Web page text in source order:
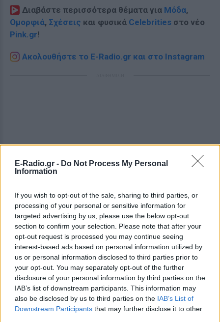
E-Radio.gr - Do Not Process My Personal
Information
If you wish to opt-out of the sale, sharing to third parties, or
processing of your personal or sensitive information for
targeted advertising by us, please use the below opt-out
section to confirm your selection. Please note that after your
opt-out request is processed you may continue seeing
interest-based ads based on personal information utilized by
us or personal information disclosed to third parties prior to
your opt-out. You may separately opt-out of the further
disclosure of your personal information by third parties on the
IAB’s list of downstream participants. This information may
also be disclosed by us to third parties on the IAB’s List of
Downstream Participants that may further disclose it to other
Διαβάστε περισσότερα θέματα για Μόδα,
Ομορφιά, Σχέσεις και φυσικά Celebrities στο νέο
Pink.gr!
Ακολουθήστε το E-Radio.gr και στο Instagram
ΔΕΙΤΕ ΕΠΙΣΗΣ